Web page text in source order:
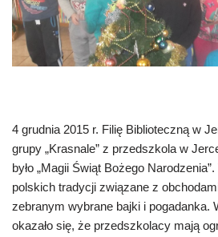
4 grudnia 2015 r. Filię Biblioteczną w
grupy „Krasnale” z przedszkola w
było „Magii Świąt Bożego
polskich tradycji związane z
zebranym wybrane bajki i pogadanka.
okazało się, że przedszkolacy mają